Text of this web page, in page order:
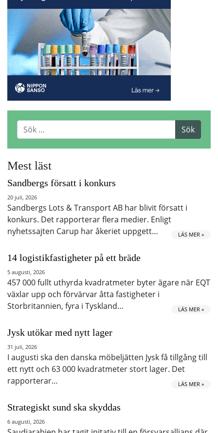
Mest läst
Sandbergs försatt i konkurs
20 juli, 2026
Sandbergs Lots & Transport AB har blivit försatt i
konkurs. Det rapporterar flera medier. Enligt
nyhetssajten Carup har åkeriet uppgett…
LÄS MER »
14 logistikfastigheter på ett bräde
5 augusti, 2026
457 000 fullt uthyrda kvadratmeter byter ägare när EQT
växlar upp och förvärvar åtta fastigheter i
Storbritannien, fyra i Tyskland…
LÄS MER »
Jysk utökar med nytt lager
31 juli, 2026
I augusti ska den danska möbeljätten Jysk få tillgång till
ett nytt och 63 000 kvadratmeter stort lager. Det
rapporterar…
LÄS MER »
Strategiskt sund ska skyddas
6 augusti, 2026